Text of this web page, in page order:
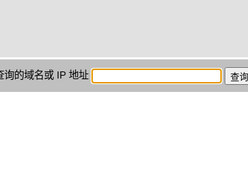
询的域名或 IP 地址